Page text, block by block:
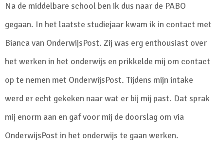
Na de middelbare school ben ik dus naar de PABO
gegaan. In het laatste studiejaar kwam ik in contact met
Bianca van OnderwijsPost. Zij was erg enthousiast over
het werken in het onderwijs en prikkelde mij om contact
op te nemen met OnderwijsPost. Tijdens mijn intake
werd er echt gekeken naar wat er bij mij past. Dat sprak
mij enorm aan en gaf voor mij de doorslag om via
OnderwijsPost in het onderwijs te gaan werken.